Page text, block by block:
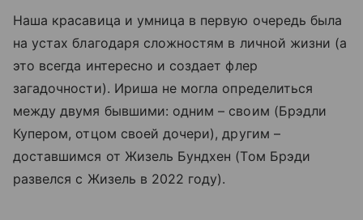
Наша красавица и умница в первую очередь была
на устах благодаря сложностям в личной жизни (а
это всегда интересно и создает флер
загадочности). Ириша не могла определиться
между двумя бывшими: одним – своим (Брэдли
Купером, отцом своей дочери), другим –
доставшимся от Жизель Бундхен (Том Брэди
развелся с Жизель в 2022 году).